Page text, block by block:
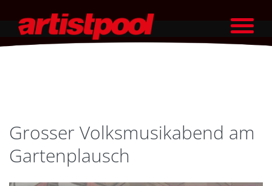
Grosser Volksmusikabend am
Gartenplausch